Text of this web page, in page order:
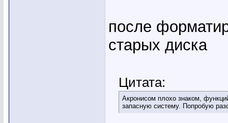
после
старых диска
Цитата:
Акронисом плохо знаком,
запасную систему. Попробую